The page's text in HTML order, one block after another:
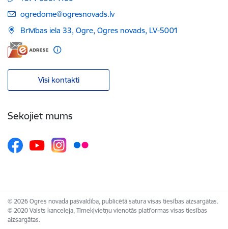
E-pasts:
ogredome@ogresnovads.lv
Brīvības iela 33, Ogre, Ogres novads, LV-5001
Visi kontakti
Sekojiet mums
© 2026 Ogres novada pašvaldība, publicētā satura visas tiesības aizsargātas.
© 2020 Valsts kanceleja, Tīmekļvietņu vienotās platformas visas tiesības
aizsargātas.